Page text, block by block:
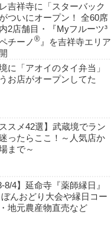
吉祥寺に「スターバック
ついにオープン！ 全60席
2店舗目・『Myフルーツ³
チーノ ®』を吉祥寺エリア
に「アオイのタイ弁当」
お店がオープンしてた
ススメ42選】武蔵境でラン
ったらここ！～人気店か
まで～
8/4】延命寺『薬師縁日』
んおどり大会や縁日コー
地元農産物直売など